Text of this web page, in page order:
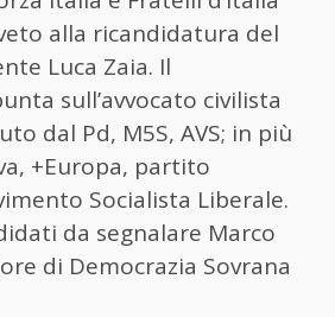
alla ricandidatura del
Luca Zaia. Il
sull’avvocato civilista
dal Pd, M5S, AVS; in più
+Europa, partito
Socialista Liberale.
da segnalare Marco
di Democrazia Sovrana